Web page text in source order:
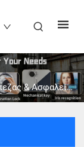
& Ασφαλείας